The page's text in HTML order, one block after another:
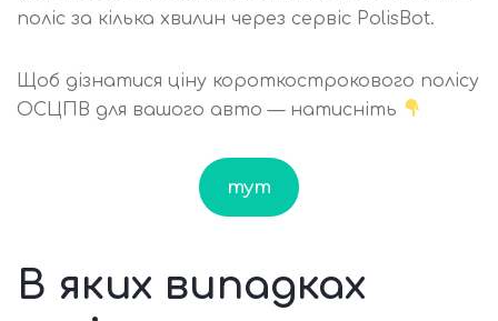
поліс за кілька хвилин через сервіс PolisBot.
Щоб дізнатися ціну короткострокового полісу
ОСЦПВ для вашого авто — натисніть
тут
В яких випадках